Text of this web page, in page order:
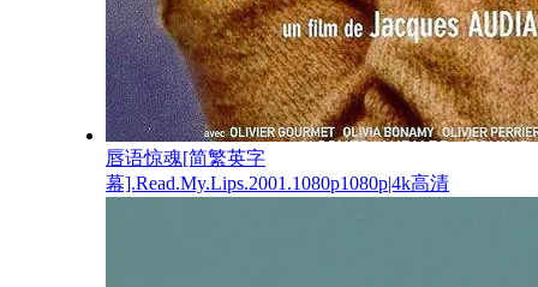
唇语惊魂[简繁英字
幕].Read.My.Lips.2001.1080p1080p|4k高清